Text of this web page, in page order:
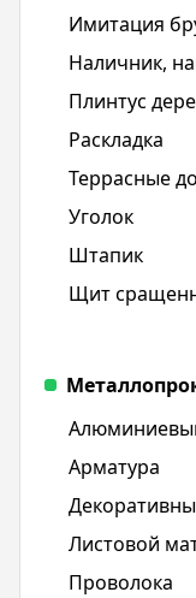
Имитация
Наличник,
Плинтус
Раскладка
Террасные
Уголок
Штапик
Щит
Арматура
Листовой
Проволока